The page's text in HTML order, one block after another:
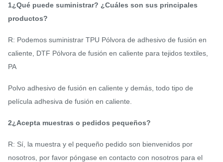
1¿Qué puede suministrar? ¿Cuáles son sus principales
productos?
R: Podemos suministrar TPU Pólvora de adhesivo de fusión en
caliente, DTF Pólvora de fusión en caliente para tejidos textiles,
PA
Polvo adhesivo de fusión en caliente y demás, todo tipo de
película adhesiva de fusión en caliente.
2¿Acepta muestras o pedidos pequeños?
R: Sí, la muestra y el pequeño pedido son bienvenidos por
nosotros, por favor póngase en contacto con nosotros para el